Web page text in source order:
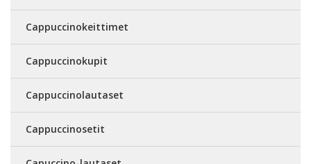
Cappuccinokeittimet
Cappuccinokupit
Cappuccinolautaset
Cappuccinosetit